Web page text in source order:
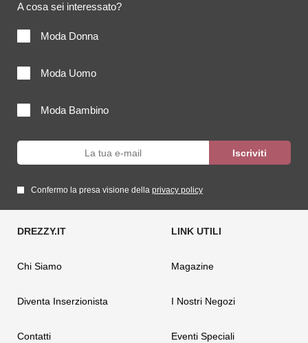
A cosa sei interessato?
Moda Donna
Moda Uomo
Moda Bambino
Confermo la presa visione della privacy policy
Chi Siamo
Diventa Inserzionista
Contatti
Magazine
I Nostri Negozi
Eventi Speciali